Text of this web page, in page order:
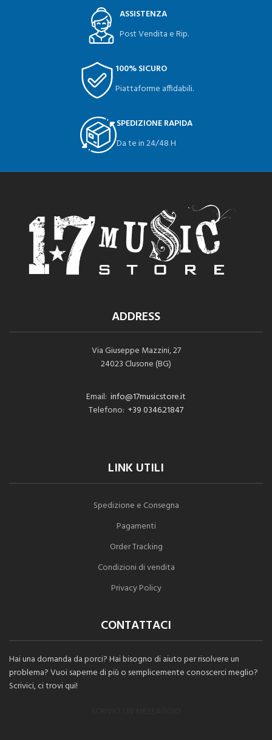
ASSISTENZA
Post Vendita e Rip.
100% SICURO
Piattaforme affidabili.
SPEDIZIONE RAPIDA
Da te in 24/48 H
ADDRESS
Via Giuseppe Mazzini, 27
24023 Clusone (BG)
Email: info@17musicstore.it
Telefono: +39 0346.21847
LINK UTILI
Spedizione e Consegna
Pagamenti
Order Tracking
Condizioni di vendita
Privacy Policy
CONTATTACI
Hai una domanda da porci? Hai bisogno di aiuto per risolvere un
problema? Vuoi saperne di più o semplicemente conoscerci meglio?
Scrivici, ci trovi qui!